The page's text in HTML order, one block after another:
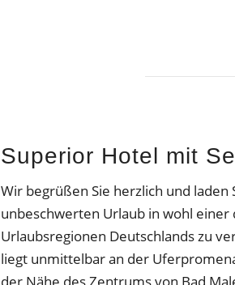
Superior Hotel mit
Wir begrüßen Sie herzlich und laden
unbeschwerten Urlaub in wohl einer
Urlaubsregionen Deutschlands zu
liegt unmittelbar an der